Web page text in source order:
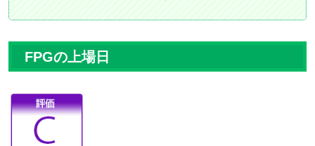
FPGの上場日